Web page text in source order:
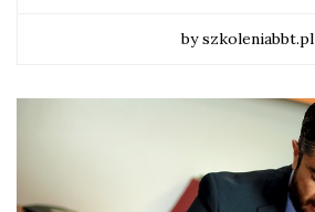
by szkoleniabbt.pl